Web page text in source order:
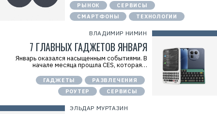
РЫНОК
СЕРВИСЫ
СМАРТФОНЫ
ТЕХНОЛОГИИ
ВЛАДИМИР НИМИН
7 ГЛАВНЫХ ГАДЖЕТОВ ЯНВАРЯ
Январь оказался насыщенным событиями. В
начале месяца прошла CES, которая…
ГАДЖЕТЫ
РАЗВЛЕЧЕНИЯ
РОУТЕР
СЕРВИСЫ
ЭЛЬДАР МУРТАЗИН